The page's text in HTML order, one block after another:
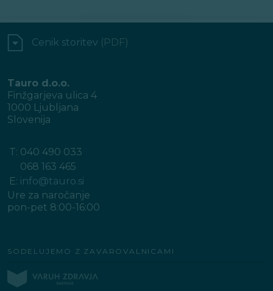
Cenik storitev (PDF)
Tauro d.o.o.
Finžgarjeva ulica 4
1000 Ljubljana
Slovenija
T: 040 490 033
068 163 465
E: info@tauro.si
Ure za naročanje
pon-pet 8:00-16:00
SODELUJEMO Z ZAVAROVALNICAMI